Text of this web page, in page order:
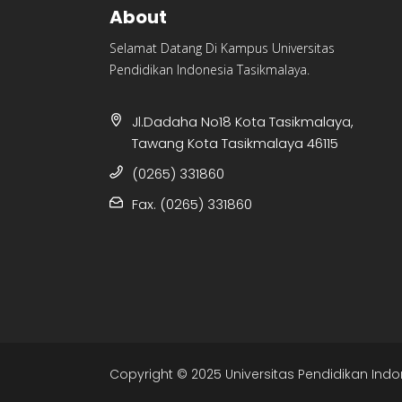
About
Selamat Datang Di Kampus Universitas
Pendidikan Indonesia Tasikmalaya.
Jl.Dadaha No18 Kota Tasikmalaya,
Tawang Kota Tasikmalaya 46115
(0265) 331860
Fax. (0265) 331860
Copyright © 2025 Universitas Pendidikan